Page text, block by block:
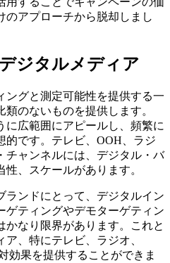
のアプローチから脱却しまし
ジタルメディア
ングと測定可能性を提供する一
のないものを提供します。
に広範囲にアピールし、頻繁に
的です。テレビ、OOH、ラジ
チャンネルには、デジタル・バ
、スケールがあります。
ランドにとって、デジタルイン
ゲティングやデモターゲティン
かなり限界があります。これと
、特にテレビ、ラジオ、
効果を提供することができま